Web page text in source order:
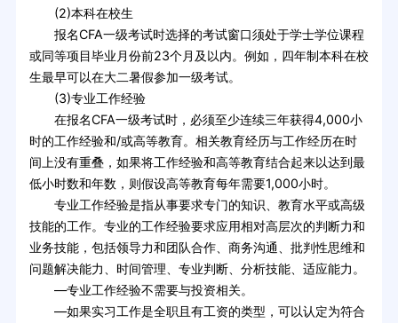
(2)本科在校生
报名CFA一级考试时选择的考试窗口须处于学士学位课程
或同等项目毕业月份前23个月及以内。例如，四年制本科在校
生最早可以在大二暑假参加一级考试。
(3)专业工作经验
在报名CFA一级考试时，必须至少连续三年获得4,000小
时的工作经验和/或高等教育。相关教育经历与工作经历在时
间上没有重叠，如果将工作经验和高等教育结合起来以达到最
低小时数和年数，则假设高等教育每年需要1,000小时。
专业工作经验是指从事要求专门的知识、教育水平或高级
技能的工作。专业的工作经验要求应用相对高层次的判断力和
业务技能，包括领导力和团队合作、商务沟通、批判性思维和
问题解决能力、时间管理、专业判断、分析技能、适应能力。
—专业工作经验不需要与投资相关。
—如果实习工作是全职且有工资的类型，可以认定为符合